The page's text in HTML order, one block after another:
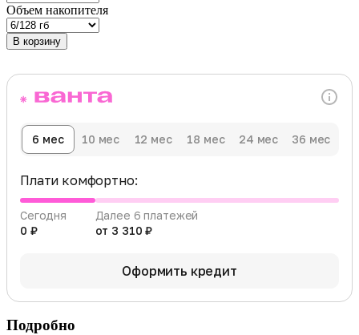
Объем накопителя
В корзину
6 мес 10 мес 12 мес 18 мес 24 мес 36 мес
Плати комфортно:
Сегодня
0 ₽
Далее 6 платежей
от 3 310 ₽
Оформить кредит
Подробно